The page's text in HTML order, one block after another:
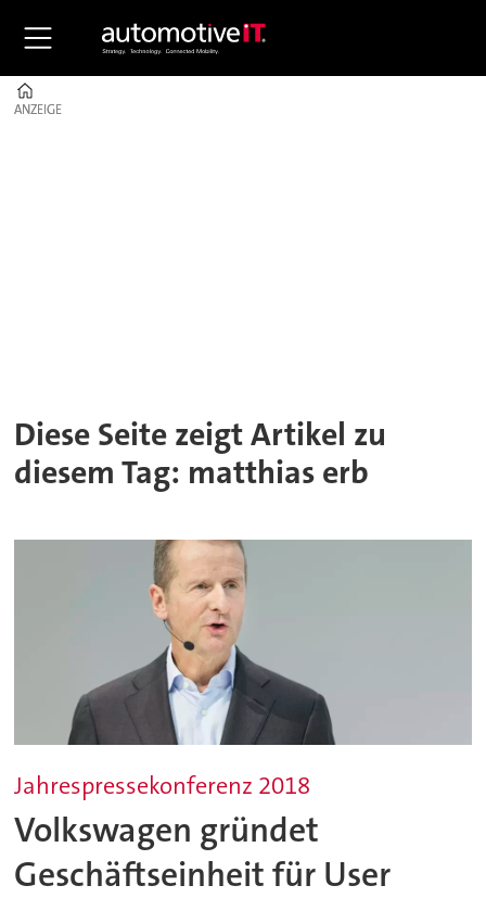
ANZEIGE
ANZEIGE
Diese Seite zeigt Artikel zu
diesem Tag: matthias erb
Jahrespressekonferenz 2018
Volkswagen gründet
Geschäftseinheit für User